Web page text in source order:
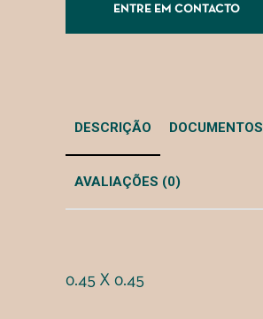
ENTRE EM CONTACTO
DESCRIÇÃO DOCUMENTOS
AVALIAÇÕES (0)
0.45 X 0.45